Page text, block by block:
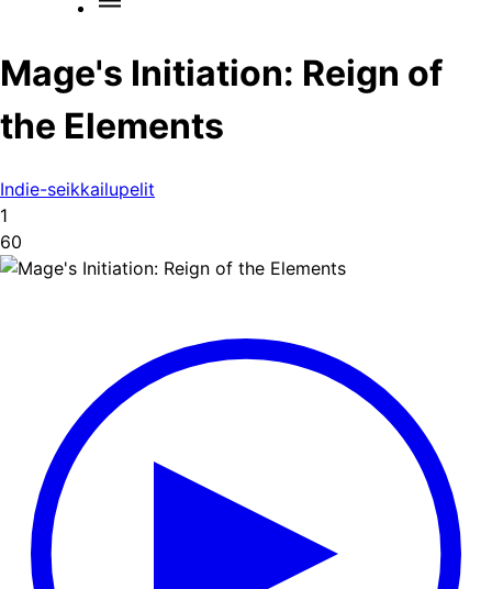
Mage's Initiation: Reign of
the Elements
Indie-seikkailupelit
1
60